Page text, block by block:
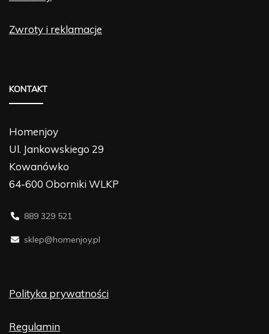
Zwroty i reklamacje
KONTAKT
Homenjoy
Ul. Jankowskiego 29
Kowanówko
64-600 Oborniki WLKP
889 329 521
sklep@homenjoy.pl
Polityka prywatności
Regulamin